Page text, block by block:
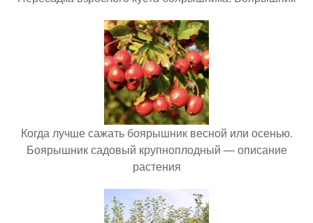
Когда лучше сажать боярышник весной или осенью.
Боярышник садовый крупноплодный — описание
растения